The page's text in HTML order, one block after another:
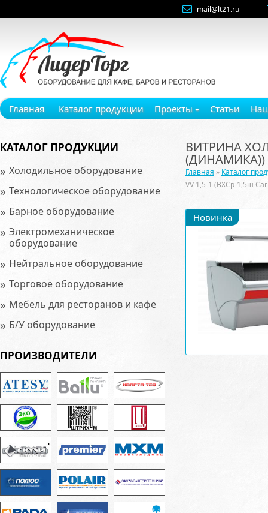
mail@lt21.ru
Главная Каталог продукции Проекты Статьи
КАТАЛОГ ПРОДУКЦИИ
» Холодильное оборудование
» Технологическое оборудование
» Барное оборудование
» Электромеханическое
оборудование
» Нейтральное оборудование
» Торговое оборудование
» Мебель для ресторанов и кафе
» Б/У оборудование
ПРОИЗВОДИТЕЛИ
ВИТРИНА
(ДИНАМИКА))
Главная » Каталог
VV 1,5-1 (ВХСр-1,5ш
Новинка